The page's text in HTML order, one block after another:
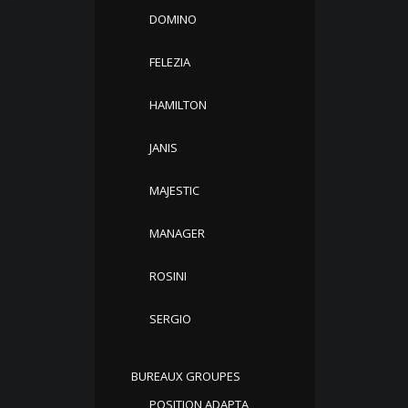
DOMINO
FELEZIA
HAMILTON
JANIS
MAJESTIC
MANAGER
ROSINI
SERGIO
BUREAUX GROUPES
POSITION ADAPTA